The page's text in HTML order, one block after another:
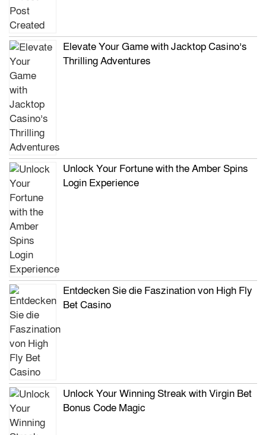
Elevate Your Game with Jacktop Casino’s
Thrilling Adventures
Unlock Your Fortune with the Amber Spins
Login Experience
Entdecken Sie die Faszination von High Fly
Bet Casino
Unlock Your Winning Streak with Virgin Bet
Bonus Code Magic